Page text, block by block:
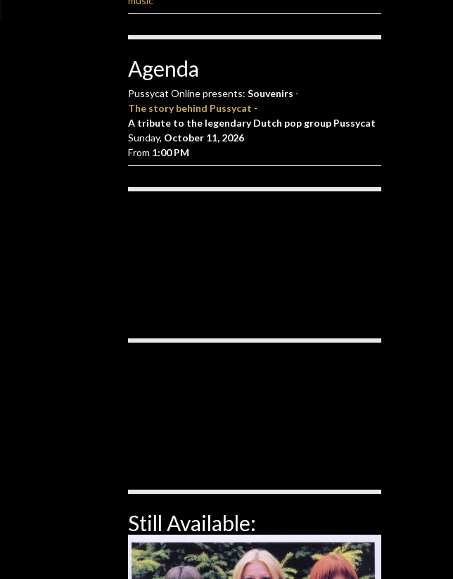
Agenda
Pussycat Online presents: Souvenirs -
The story behind Pussycat -
A tribute to the legendary Dutch pop group Pussycat
Sunday, October 11, 2026
From 1:00 PM
Still Available: